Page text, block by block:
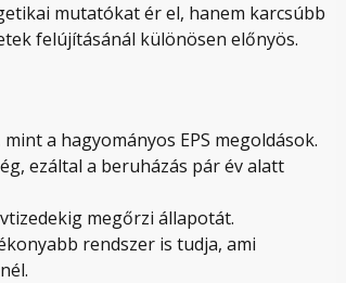
mutatókat ér el, hanem karcsúbb
felújításánál különösen előnyös.
a hagyományos EPS megoldások.
ezáltal a beruházás pár év alatt
megőrzi állapotát.
rendszer is tudja, ami